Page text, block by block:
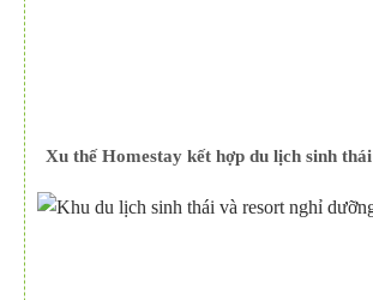
Xu thế Homestay kết hợp du lịch sinh thái